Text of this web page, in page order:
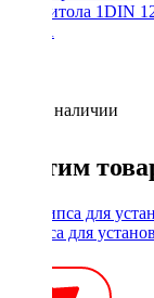
Магнитола 1DIN
Нет в наличии
С этим
Клипса для